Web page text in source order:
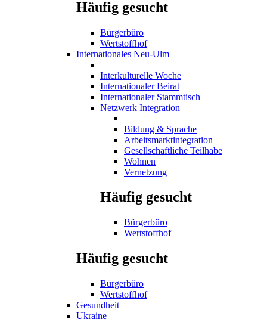
Häufig gesucht
Bürgerbüro
Wertstoffhof
Internationales Neu-Ulm
Interkulturelle Woche
Internationaler Beirat
Internationaler Stammtisch
Netzwerk Integration
Bildung & Sprache
Arbeitsmarktintegration
Gesellschaftliche Teilhabe
Wohnen
Vernetzung
Häufig gesucht
Bürgerbüro
Wertstoffhof
Häufig gesucht
Bürgerbüro
Wertstoffhof
Gesundheit
Ukraine